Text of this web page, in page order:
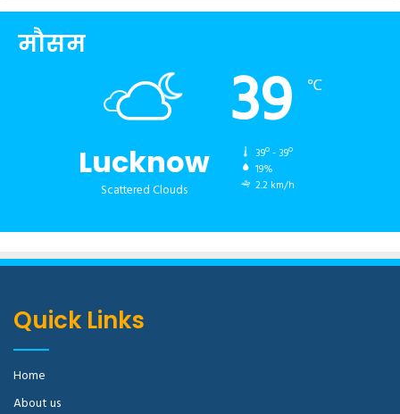
मौसम
Lucknow
Scattered Clouds
39 ℃
39º - 39º
19%
2.2 km/h
Quick Links
Home
About us